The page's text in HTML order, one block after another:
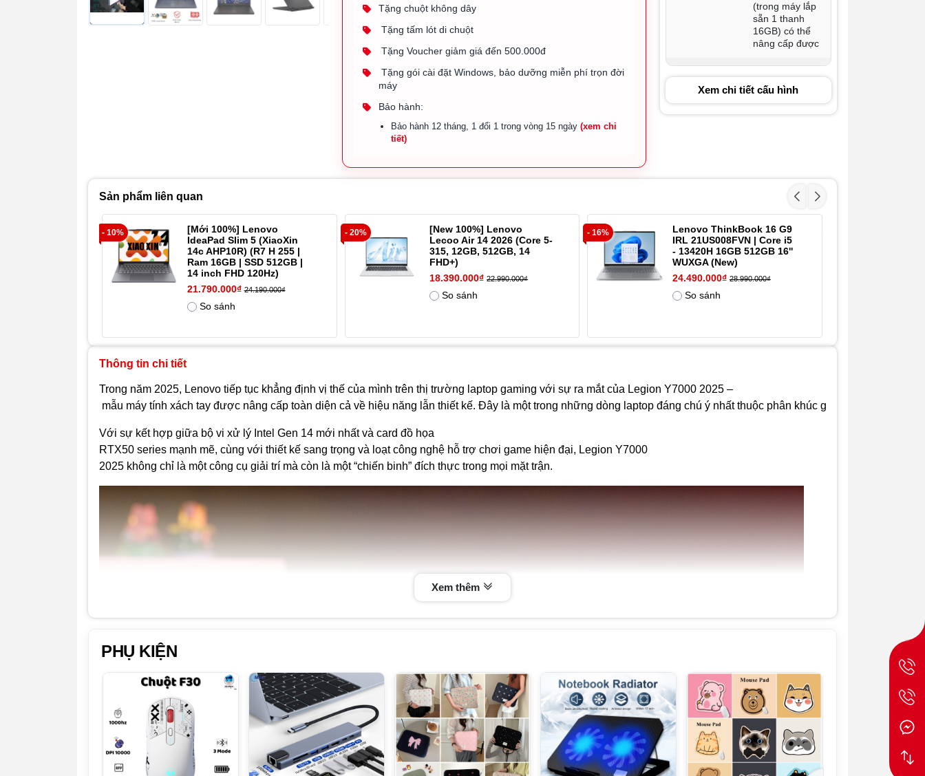
Tặng chuột không dây
Tặng tấm lót di chuột
Tặng Voucher giảm giá đến 500.000đ
Tặng gói cài đặt Windows, bảo dưỡng miễn phí trọn đời
máy
Bảo hành:
Bảo hành 12 tháng, 1 đổi 1 trong vòng 15 ngày(xem chi
tiết)
(trong máy lắp
sẵn 1 thanh
16GB) có thể
nâng cấp được
RTX 5060 8GB
GDDR7
Màn hình
15.3" 2K
(2560x1600)
IPS, màn
số quét
180Hz,
màn giảm
Trọng lượng 2.0 kg
Pin
60whr, Super
Rapid Charge
Hệ điều
hành
Windows 11
bản quyền
Xem chi tiết cấu hình
Sản phẩm liên quan
- 10%
[Mới 100%] Lenovo
IdeaPad Slim 5 (XiaoXin
14c AHP10R) (R7 H 255 |
Ram 16GB | SSD 512GB |
14 inch FHD 120Hz)
21.790.000₫ 24.190.000₫
So sánh
- 20%
[New 100%] Lenovo
Lecoo Air 14 2026 (Core 5-
315, 12GB, 512GB, 14
FHD+)
18.390.000₫ 22.990.000₫
So sánh
- 16%
Lenovo ThinkBook 16 G9
IRL 21US008FVN | Core i5
- 13420H 16GB 512GB 16''
WUXGA (New)
24.490.000₫ 28.990.000₫
So sánh
Thông tin chi tiết
Trong năm 2025, Lenovo tiếp tục khẳng định vị thế của mình trên thị trường laptop gaming với sự ra mắt của Legion Y7000 2025 –
mẫu máy tính xách tay được nâng cấp toàn diện cả về hiệu năng lẫn thiết kế. Đây là một trong những dòng laptop đáng chú ý nhất thuộc phân khúc gaming tầm
Với sự kết hợp giữa bộ vi xử lý Intel Gen 14 mới nhất và card đồ họa
RTX50 series mạnh mẽ, cùng với thiết kế sang trọng và loạt công nghệ hỗ trợ chơi game hiện đại, Legion Y7000
2025 không chỉ là một công cụ giải trí mà còn là một “chiến binh” đích thực trong mọi mặt trận.
Xem thêm
PHỤ KIỆN